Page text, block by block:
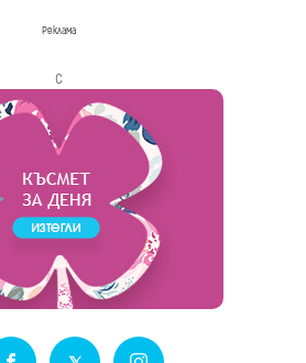
Реклама
с